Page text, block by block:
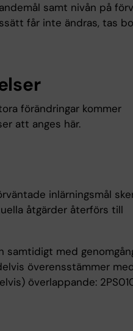
samt nivån på
får inte ändras, tas
förändringar kommer
att anges här.
inlärningsmål
åtgärder återförs till
samtidigt med
överensstämmer
överlappande: